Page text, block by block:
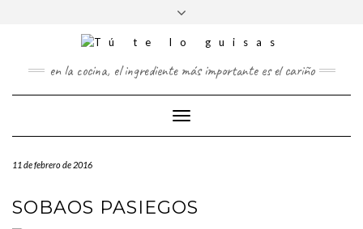
TWITTERPINTEREST
cabecera
en la cocina, el ingrediente más importante es el cariño
Cambiar
modo
11 de febrero de 2016
SOBAOS PASIEGOS